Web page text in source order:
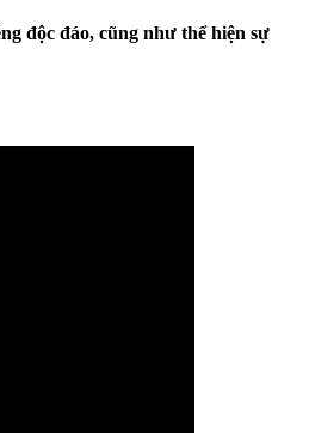
độc đáo, cũng như thể hiện sự